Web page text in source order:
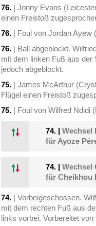
76. | Jonny Evans
einen Freistoß
76. | Foul von Jordan Ayew
76. | Ball abgeblockt.
mit dem linken Fuß aus
jedoch abgeblockt.
75. | James McArthur
Flügel einen Freistoß
75. | Foul von Wilfred Ndidi
74. |Wechsel
für Ayoze
74. |Wechsel
für Cheikhou
74. | Vorbeigeschossen.
mit dem rechten Fuß aus
links vorbei. Vorbereitet von